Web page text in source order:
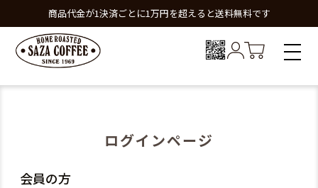
商品代金が1決済ごとに1万円を超えると送料無料です
ログインページ
会員の方